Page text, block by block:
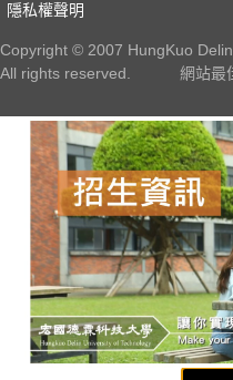
隱私權聲明
Copyright © 2007 HungKuo
All rights reserved. 網站最佳